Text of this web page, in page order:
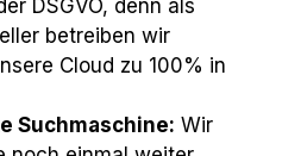
DSGVO, denn als
betreiben wir
Cloud zu 100% in
Suchmaschine: Wir